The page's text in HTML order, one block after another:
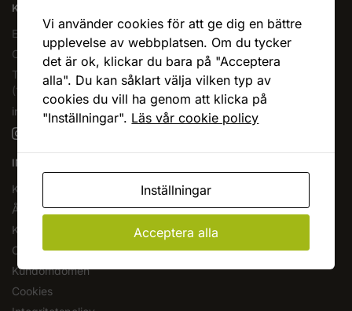
KAFFEOCHTE.SE
En del av Novodesign AB
Org.nr. 556790-1235
Tel.
08-400 209 60
(10-17 mån-fre)
info@kaffeochte.se
INFORMATION
Köpvillkor
Ångra köp
Kontakta oss
Om oss
Kundomdömen
Cookies
Vi använder cookies för att ge dig en bättre
upplevelse av webbplatsen. Om du tycker
det är ok, klickar du bara på "Acceptera
alla". Du kan såklart välja vilken typ av
cookies du vill ha genom att klicka på
"Inställningar". Läs vår cookie policy
Inställningar
Acceptera alla